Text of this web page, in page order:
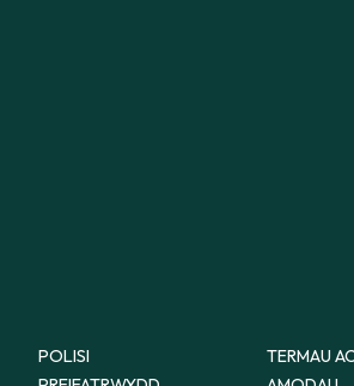
POLISI
TERMAU